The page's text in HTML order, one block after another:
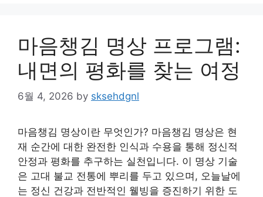
마음챙김 명상 프로그램:
내면의 평화를 찾는 여정
6월 4, 2026 by sksehdgnl
마음챙김 명상이란 무엇인가? 마음챙김 명상은 현
재 순간에 대한 완전한 인식과 수용을 통해 정신적
안정과 평화를 추구하는 실천입니다. 이 명상 기술
은 고대 불교 전통에 뿌리를 두고 있으며, 오늘날에
는 정신 건강과 전반적인 웰빙을 증진하기 위한 도